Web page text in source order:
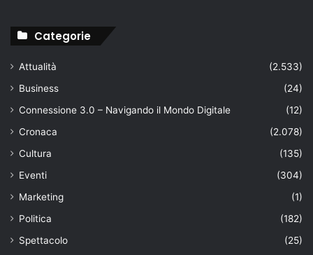
Categorie
Attualità
(2.533)
Business
(24)
Connessione 3.0 – Navigando il Mondo Digitale
(12)
Cronaca
(2.078)
Cultura
(135)
Eventi
(304)
Marketing
(1)
Politica
(182)
Spettacolo
(25)